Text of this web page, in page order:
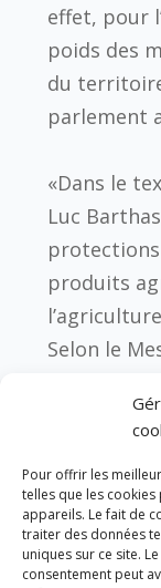
Pour offrir les
telles que les
appareils. Le fait de
traiter des données
uniques sur ce site.
consentement peut
effet, pour
poids des
du
parlement
«Dans le
Luc
produits
Selon le
genevoise
frontaliers
en sont
avons